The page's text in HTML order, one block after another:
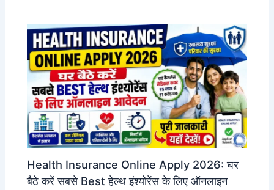
Health Insurance Online Apply 2026: घर
बैठे करें सबसे Best हेल्थ इंश्योरेंस के लिए ऑनलाइन